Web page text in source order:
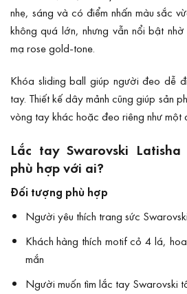
nhẹ, sáng và có điểm nhấn màu sắc
không quá lớn, nhưng vẫn nổi bật
mạ rose gold-tone.
Khóa sliding ball giúp người đeo dễ
tay. Thiết kế dây mảnh cũng giúp sản
vòng tay khác hoặc đeo riêng như một
Lắc tay Swarovski Latisha
phù hợp với ai?
Đối tượng phù hợp
Người yêu thích trang sức
Khách hàng thích motif cỏ 4 lá,
mắn
Người muốn tìm lắc tay Swarovski